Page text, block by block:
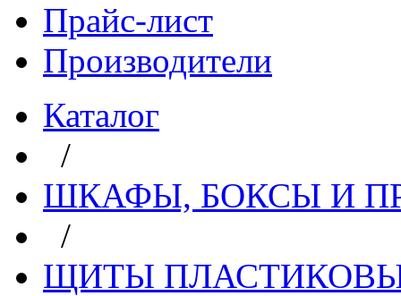
Прайс-лист
Производители
Каталог
/
ШКАФЫ, БОКСЫ И
/
ЩИТЫ